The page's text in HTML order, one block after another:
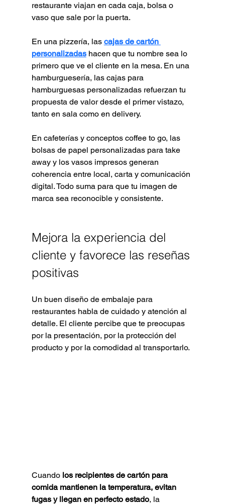
restaurante viajan en cada caja, bolsa o
vaso que sale por la puerta.
En una pizzería, las cajas de cartón
personalizadas hacen que tu nombre sea lo
primero que ve el cliente en la mesa. En una
hamburguesería, las cajas para
hamburguesas personalizadas refuerzan tu
propuesta de valor desde el primer vistazo,
tanto en sala como en delivery.
En cafeterías y conceptos coffee to go, las
bolsas de papel personalizadas para take
away y los vasos impresos generan
coherencia entre local, carta y comunicación
digital. Todo suma para que tu imagen de
marca sea reconocible y consistente.
Mejora la experiencia del
cliente y favorece las reseñas
positivas
Un buen diseño de embalaje para
restaurantes habla de cuidado y atención al
detalle. El cliente percibe que te preocupas
por la presentación, por la protección del
producto y por la comodidad al transportarlo.
Cuando los recipientes de cartón para
comida mantienen la temperatura, evitan
fugas y llegan en perfecto estado, la